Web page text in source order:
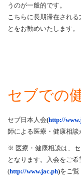
うのが一般的です。
こちらに長期滞在され
とをお勧めいたします。
セブでの
セブ日本人会(http://
師による医療・健康相談
※ 医療・健康相談は、
となります。入会をご
(http://www.jac.ph)をご覧